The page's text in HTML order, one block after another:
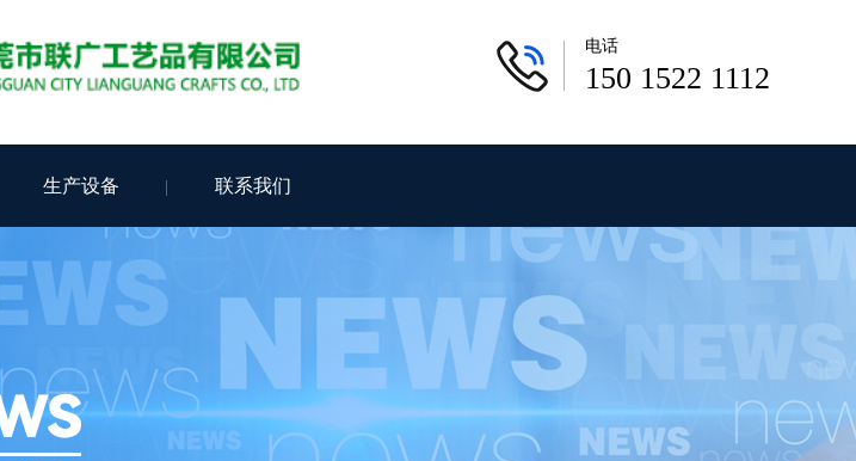
电话
150 1522 1112
生产设备 联系我们